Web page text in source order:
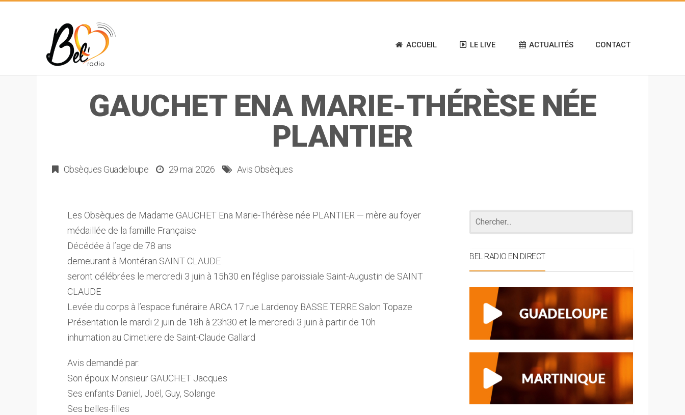
ACCUEIL LE LIVE ACTUALITÉS CONTACT
GAUCHET ENA MARIE-THÉRÈSE NÉE
PLANTIER
Obsèques Guadeloupe 29 mai 2026 Avis Obsèques
Les Obsèques de Madame GAUCHET Ena Marie-Thérèse née PLANTIER — mère au foyer
médaillée de la famille Française
Décédée à l’age de 78 ans
demeurant à Montéran SAINT CLAUDE
seront célébrées le mercredi 3 juin à 15h30 en l’église paroissiale Saint-Augustin de SAINT
CLAUDE
Levée du corps à l’espace funéraire ARCA 17 rue Lardenoy BASSE TERRE Salon Topaze
Présentation le mardi 2 juin de 18h à 23h30 et le mercredi 3 juin à partir de 10h
inhumation au Cimetiere de Saint-Claude Gallard
Avis demandé par:
Son époux Monsieur GAUCHET Jacques
Ses enfants Daniel, Joël, Guy, Solange
Ses belles-filles
BEL RADIO EN DIRECT